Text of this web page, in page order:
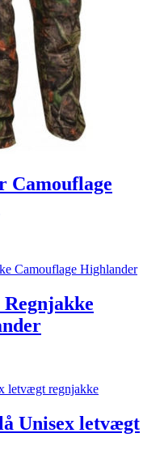
Camouflage
Regnjakke
Unisex letvægt